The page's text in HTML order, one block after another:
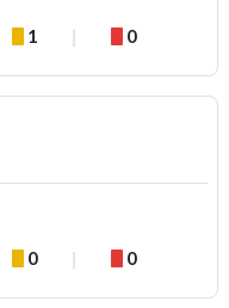
1 0
0 0